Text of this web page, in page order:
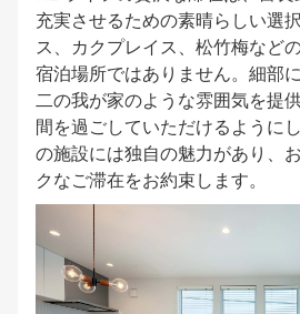
充実させるための素晴らしい選
ス、カクプレイス、松竹梅など
宿泊場所ではありません。細部
二の我が家のような雰囲気を提
間を過ごしていただけるように
の施設には独自の魅力があり、
クなご滞在をお約束します。